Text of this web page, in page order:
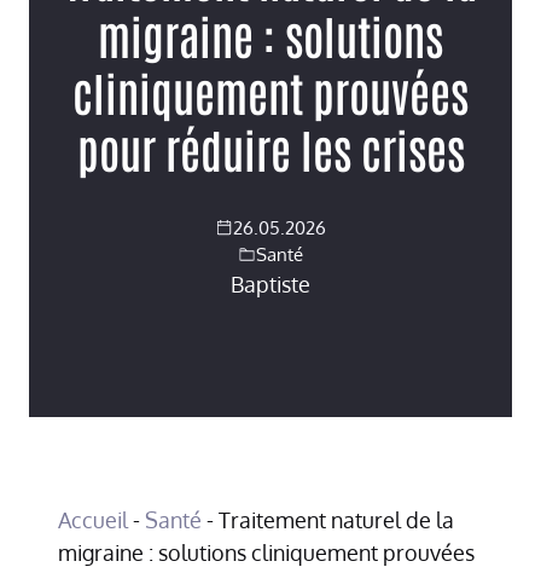
migraine : solutions
cliniquement prouvées
pour réduire les crises
26.05.2026
Santé
Baptiste
Accueil - Santé -Traitement naturel de la
migraine : solutions cliniquement prouvées